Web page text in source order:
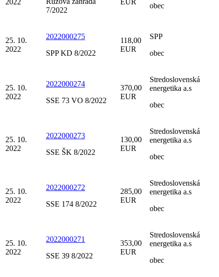
2022
7/2022
EUR
obec
25. 10.
2022
2022000275
SPP KD 8/2022
118,00
EUR
SPP
obec
25. 10.
2022
2022000274
SSE 73 VO 8/2022
370,00
EUR
Stredoslovenská
energetika a.s
obec
25. 10.
2022
2022000273
SSE ŠK 8/2022
130,00
EUR
Stredoslovenská
energetika a.s
obec
25. 10.
2022
2022000272
SSE 174 8/2022
285,00
EUR
Stredoslovenská
energetika a.s
obec
25. 10.
2022
2022000271
SSE 39 8/2022
353,00
EUR
Stredoslovenská
energetika a.s
obec